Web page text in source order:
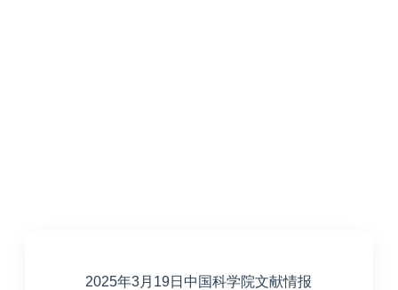
2025年3月19日中国科学院文献情报